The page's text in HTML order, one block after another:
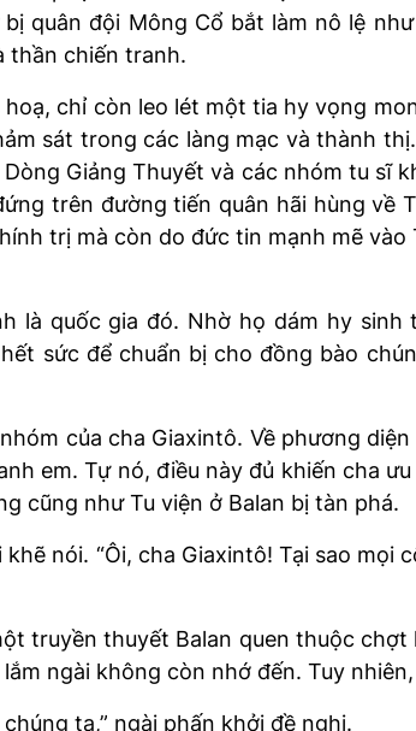
quân đội Mông Cổ bắt làm nô lệ
thần chiến tranh.
chỉ còn leo lét một tia hy vọng
sát trong các làng mạc và thành
Giảng Thuyết và các nhóm tu sĩ
trên đường tiến quân hãi hùng về
trị mà còn do đức tin mạnh mẽ
là quốc gia đó. Nhờ họ dám hy
sức để chuẩn bị cho đồng bào
của cha Giaxintô. Về phương
em. Tự nó, điều này đủ khiến cha
cũng như Tu viện ở Balan bị tàn phá.
nói. “Ôi, cha Giaxintô! Tại sao
truyền thuyết Balan quen thuộc
ngài không còn nhớ đến. Tuy
ta,” ngài phấn khởi đề nghị.